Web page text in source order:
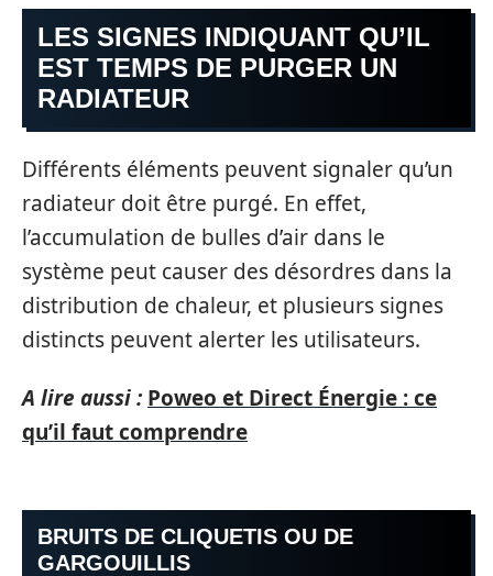
LES SIGNES INDIQUANT QU’IL
EST TEMPS DE PURGER UN
RADIATEUR
Différents éléments peuvent signaler qu’un
radiateur doit être purgé. En effet,
l’accumulation de bulles d’air dans le
système peut causer des désordres dans la
distribution de chaleur, et plusieurs signes
distincts peuvent alerter les utilisateurs.
A lire aussi : Poweo et Direct Énergie : ce
qu’il faut comprendre
BRUITS DE CLIQUETIS OU DE
GARGOUILLIS